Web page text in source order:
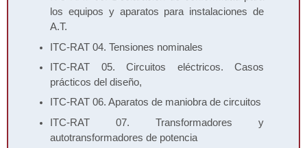
los equipos y aparatos para instalaciones de
A.T.
ITC-RAT 04. Tensiones nominales
ITC-RAT 05. Circuitos eléctricos. Casos
prácticos del diseño,
ITC-RAT 06. Aparatos de maniobra de circuitos
ITC-RAT 07. Transformadores y
autotransformadores de potencia